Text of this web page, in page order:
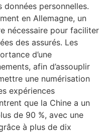
personnelles.
en Allemagne, un
nécessaire pour faciliter
des assurés. Les
d’une
afin d’assouplir
une numérisation
expériences
que la Chine a un
de 90 %, avec une
à plus de dix